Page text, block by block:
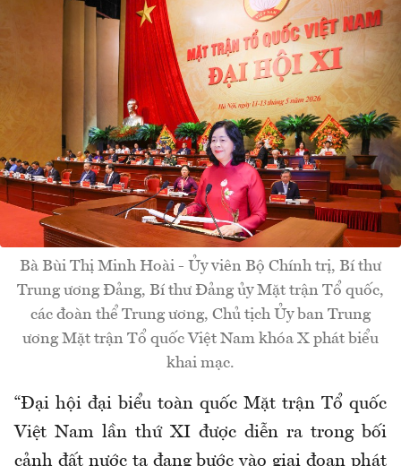
Bà Bùi Thị Minh Hoài - Ủy viên Bộ Chính trị, Bí thư
Trung ương Đảng, Bí thư Đảng ủy Mặt trận Tổ quốc,
các đoàn thể Trung ương, Chủ tịch Ủy ban Trung
ương Mặt trận Tổ quốc Việt Nam khóa X phát biểu
khai mạc.
“Đại hội đại biểu toàn quốc Mặt trận Tổ quốc
Việt Nam lần thứ XI được diễn ra trong bối
cảnh đất nước ta đang bước vào giai đoạn phát